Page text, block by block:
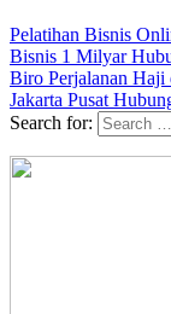
Pelatihan Bisnis
Bisnis 1 Milyar
Biro Perjalanan Haji
Jakarta Pusat
Search for: